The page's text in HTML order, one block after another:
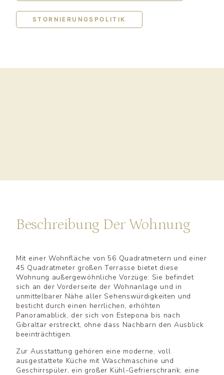
STORNIERUNGSPOLITIK
Beschreibung Der Wohnung
Mit einer Wohnfläche von 56 Quadratmetern und einer
45 Quadratmeter großen Terrasse bietet diese
Wohnung außergewöhnliche Vorzüge: Sie befindet
sich an der Vorderseite der Wohnanlage und in
unmittelbarer Nähe aller Sehenswürdigkeiten und
besticht durch einen herrlichen, erhöhten
Panoramablick, der sich von Estepona bis nach
Gibraltar erstreckt, ohne dass Nachbarn den Ausblick
beeinträchtigen.
Zur Ausstattung gehören eine moderne, voll
ausgestattete Küche mit Waschmaschine und
Geschirrspüler, ein großer Kühl-Gefrierschrank, eine